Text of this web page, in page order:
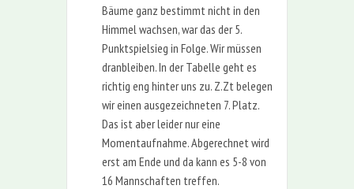
Bäume ganz bestimmt nicht in den
Himmel wachsen, war das der 5.
Punktspielsieg in Folge. Wir müssen
dranbleiben. In der Tabelle geht es
richtig eng hinter uns zu. Z.Zt belegen
wir einen ausgezeichneten 7. Platz.
Das ist aber leider nur eine
Momentaufnahme. Abgerechnet wird
erst am Ende und da kann es 5-8 von
16 Mannschaften treffen.